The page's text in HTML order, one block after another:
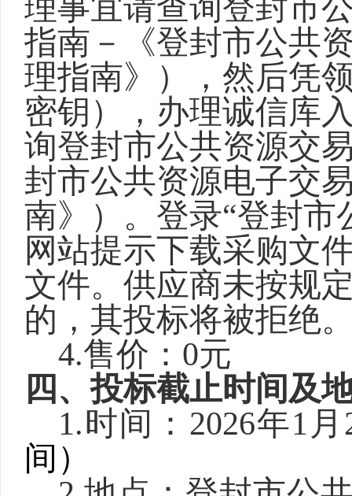
理事宜请查询登封市
指南－《登封市公共
理指南》），然后凭
密钥），办理诚信库
询登封市公共资源交
封市公共资源电子交
南》）。登录“登封市
网站提示下载采购文
文件。供应商未按规
的，其投标将被拒绝
4.售价：0元
四、投标截止时间及
1.时间：2026年1
间）